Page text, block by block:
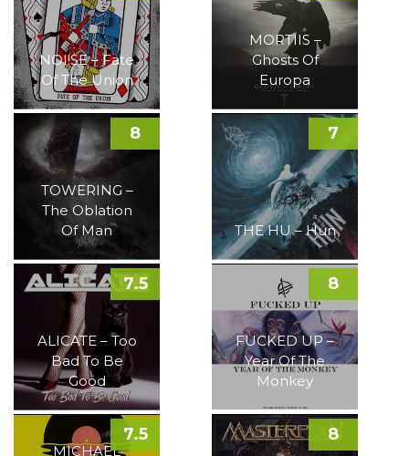
NOI!SE – Fate
Of The Union
MORTIIS –
Ghosts Of
Europa
TOWERING –
The Oblation
Of Man
8
THE HU – Hun
7
ALICATE – Too
Bad To Be
Good
7.5
FUCKED UP –
Year Of The
Monkey
8
MICHAEL
7.5 8